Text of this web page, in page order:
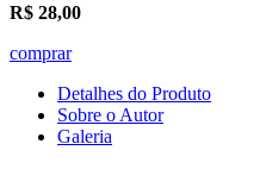
R$ 28,00
comprar
Detalhes do Produto
Sobre o Autor
Galeria